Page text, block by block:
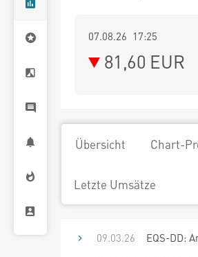
07.08.26 17:25
81,60 EUR
Übersicht Chart-
Letzte Umsätze
09.03.26
EQS-DD: